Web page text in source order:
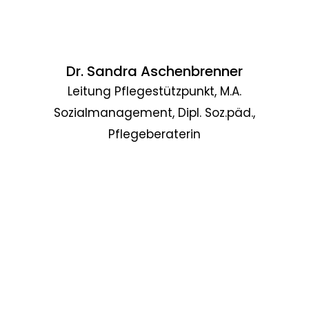
Dr. Sandra Aschenbrenner
Leitung Pflegestützpunkt, M.A.
Sozialmanagement, Dipl. Soz.päd.,
Pflegeberaterin